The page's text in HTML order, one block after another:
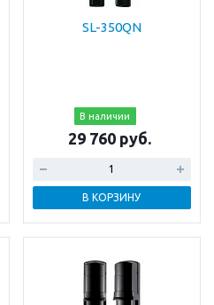
SL-350QN
В наличии
29 760 руб.
В КОРЗИНУ